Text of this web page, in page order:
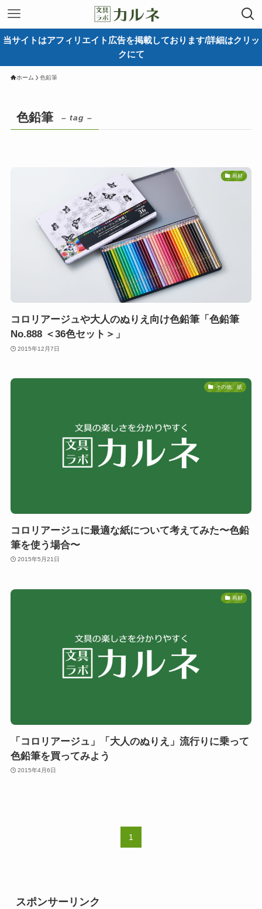
当サイトはアフィリエイト広告を掲載しております/詳細はクリッ
クにて
ホーム 色鉛筆
色鉛筆 – tag –
画材
コロリアージュや大人のぬりえ向け色鉛筆「色鉛筆
No.888 ＜36色セット＞」
2015年12月7日
その他、紙
コロリアージュに最適な紙について考えてみた〜色鉛
筆を使う場合〜
2015年5月21日
画材
「コロリアージュ」「大人のぬりえ」流行りに乗って
色鉛筆を買ってみよう
2015年4月6日
1
スポンサーリンク